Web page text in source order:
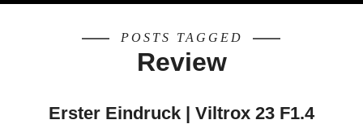
POSTS TAGGED
Review
Erster Eindruck | Viltrox 23 F1.4